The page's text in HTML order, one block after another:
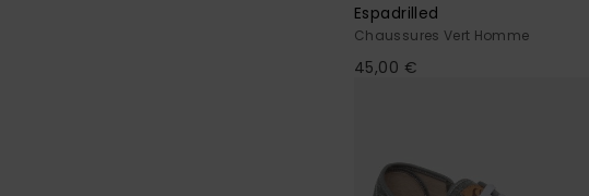
Espadrilled
Chaussures Vert Homme
45,00 €